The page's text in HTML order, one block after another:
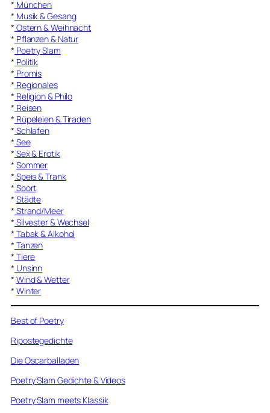
* München
* Musik & Gesang
* Ostern & Weihnacht
* Pflanzen & Natur
* Poetry Slam
* Politik
* Promis
* Regionales
* Religion & Philo
* Reisen
* Rüpeleien & Tiraden
* Schlafen
* See
* Sex & Erotik
* Sommer
* Speis & Trank
* Sport
* Städte
* Strand/Meer
* Silvester & Wechsel
* Tabak & Alkohol
* Tanzen
* Tiere
* Unsinn
* Wind & Wetter
* Winter
Best of Poetry
Ripostegedichte
Die Oscarballaden
Poetry Slam Gedichte & Videos
Poetry Slam meets Klassik